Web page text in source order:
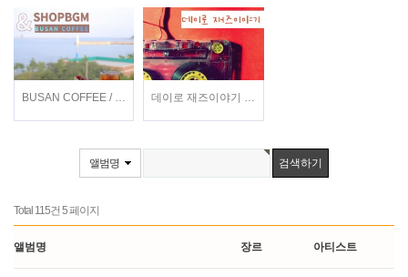
BUSAN COFFEE / 이지형, 현희, 전주란, 정지현 / 가요
데이로 재즈이야기 / 데이로(Dayro) / 재즈
앨범명
Total 115건 5 페이지
앨범명 장르 아티스트